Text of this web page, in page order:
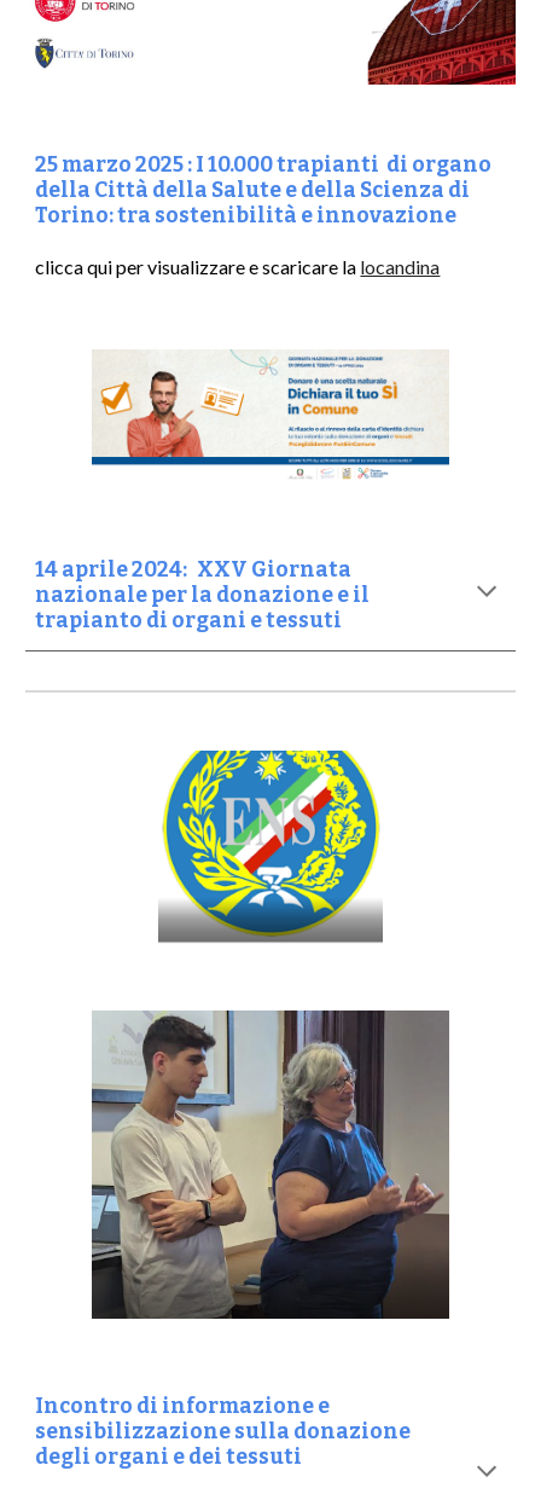
25marzo2025 :I 10.000trapianti di organo
della Città della Salute e della Scienza di
Torino: tra sostenibilità e innovazione
clicca qui per visualizzare e scaricare la locandina
14aprile 2024: XXV Giornata
nazionale per la donazione e il
trapianto di organi e tessuti
Incontro di informazione e
sensibilizzazione sulla donazione
degli organi e dei tessuti